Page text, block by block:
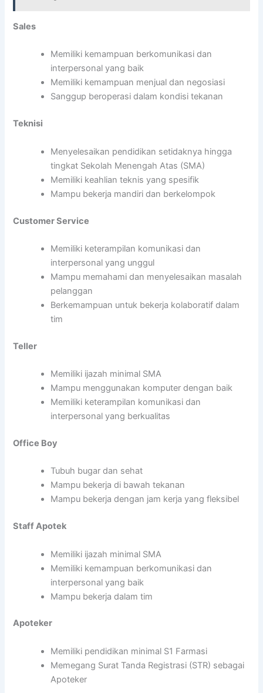
Sales
Memiliki kemampuan berkomunikasi dan
interpersonal yang baik
Memiliki kemampuan menjual dan negosiasi
Sanggup beroperasi dalam kondisi tekanan
Teknisi
Menyelesaikan pendidikan setidaknya hingga
tingkat Sekolah Menengah Atas (SMA)
Memiliki keahlian teknis yang spesifik
Mampu bekerja mandiri dan berkelompok
Customer Service
Memiliki keterampilan komunikasi dan
interpersonal yang unggul
Mampu memahami dan menyelesaikan masalah
pelanggan
Berkemampuan untuk bekerja kolaboratif dalam
tim
Teller
Memiliki ijazah minimal SMA
Mampu menggunakan komputer dengan baik
Memiliki keterampilan komunikasi dan
interpersonal yang berkualitas
Office Boy
Tubuh bugar dan sehat
Mampu bekerja di bawah tekanan
Mampu bekerja dengan jam kerja yang fleksibel
Staff Apotek
Memiliki ijazah minimal SMA
Memiliki kemampuan berkomunikasi dan
interpersonal yang baik
Mampu bekerja dalam tim
Apoteker
Memiliki pendidikan minimal S1 Farmasi
Memegang Surat Tanda Registrasi (STR) sebagai
Apoteker